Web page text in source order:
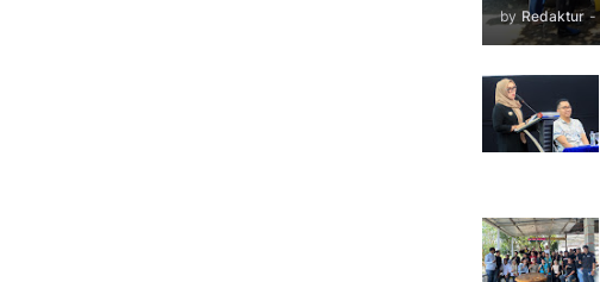
by Redaktur -